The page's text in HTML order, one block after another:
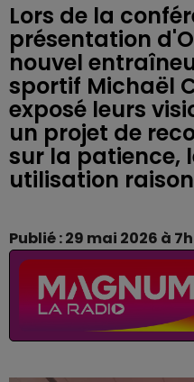
Lors de la
présentation
nouvel
sportif Michaël
exposé leurs
un projet de
sur la patience,
utilisation
Publié : 29 mai 2026 à